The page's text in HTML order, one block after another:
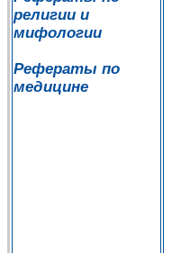
религии и
мифологии
Рефераты по
медицине